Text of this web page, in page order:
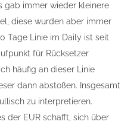
gab immer wieder kleinere
diese wurden aber immer
Tage Linie im Daily ist seit
für Rücksetzer
häufig an dieser Linie
dann abstoßen. Insgesamt
zu interpretieren.
der EUR schafft, sich über